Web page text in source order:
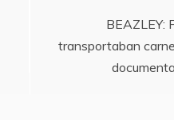
BEAZLEY:
transportaban